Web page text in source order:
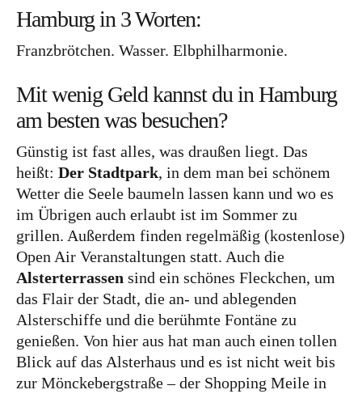
Baltikum
Lettland
Dänemark
Norwegen
Schweden
Osteuropa
Bosnien und Herzegowina
Kroatien
Moldau
Polen
Rumänien
Hamburg in 3 Worten:
Franzbrötchen. Wasser. Elbphilharmonie.
Mit wenig Geld kannst du in Hamburg
am besten was besuchen?
Günstig ist fast alles, was draußen liegt. Das
heißt: Der Stadtpark, in dem man bei schönem
Wetter die Seele baumeln lassen kann und wo es
im Übrigen auch erlaubt ist im Sommer zu
grillen. Außerdem finden regelmäßig (kostenlose)
Open Air Veranstaltungen statt. Auch die
Alsterterrassen sind ein schönes Fleckchen, um
das Flair der Stadt, die an- und ablegenden
Alsterschiffe und die berühmte Fontäne zu
genießen. Von hier aus hat man auch einen tollen
Blick auf das Alsterhaus und es ist nicht weit bis
zur Mönckebergstraße – der Shopping Meile in